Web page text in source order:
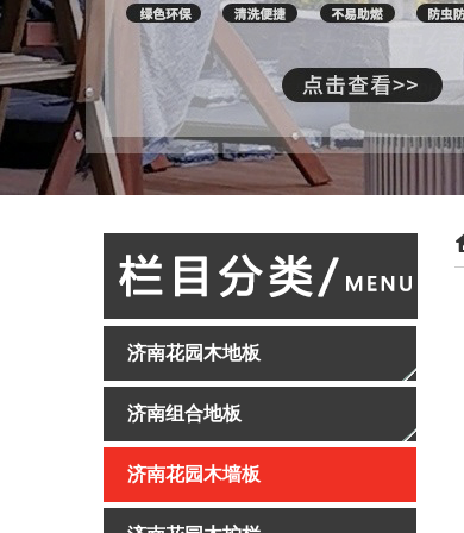
济南花园木地板
济南组合地板
济南花园木墙板